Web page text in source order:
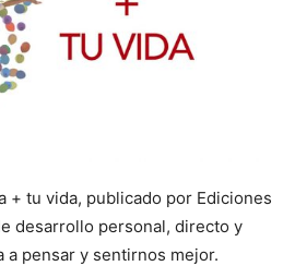
+ tu vida, publicado por Ediciones
desarrollo personal, directo y
a pensar y sentirnos mejor.